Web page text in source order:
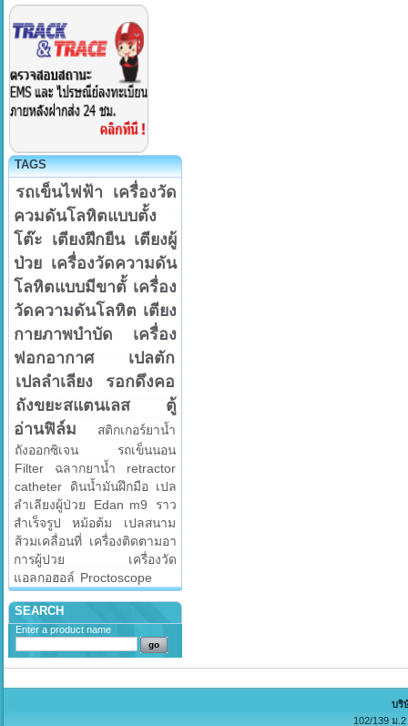
TAGS
รถเข็นไฟฟ้า
เครื่องวัด
ควมดันโลหิตแบบตั้ง
โต๊ะ เตียงฝึกยืน เตียงผู้
ป่วย เครื่องวัดความดัน
โลหิตแบบมีขาตั้ เครื่อง
วัดความดันโลหิต เตียง
กายภาพบำบัด
เครื่อง
ฟอกอากาศ
เปลตัก
เปลลำเลียง
รอกดึงคอ
ถังขยะสแตนเลส
ตู้
อ่านฟิล์ม
สติกเกอร์ยาน้ำ
ถังออกซิเจน
รถเข็นนอน
Filter
ฉลากยาน้ำ
retractor
catheter
ดินน้ำมันฝึกมือ
เปล
ลำเลียงผู้ป่วย
Edan m9
ราว
สำเร็จรูป
หม้อต้ม
เปลสนาม
ส้วมเคลื่อนที่ เครื่องติดตามอา
การผู้ปวย
เครื่องวัด
แอลกอฮอล์ Proctoscope
SEARCH
Enter a product name
บริ
102/139 ม